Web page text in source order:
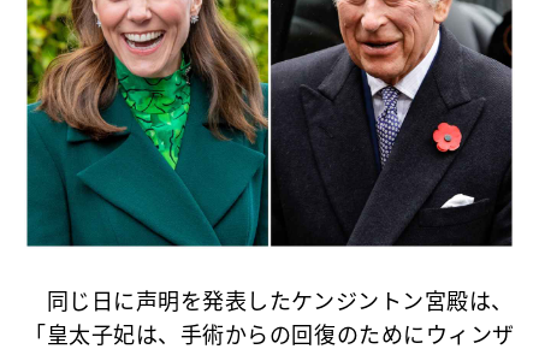
同じ日に声明を発表したケンジントン宮殿は、
「皇太子妃は、手術からの回復のためにウィンザ